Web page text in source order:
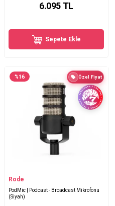
6.095 TL
Sepete Ekle
%16 Özel Fiyat
Rode
PodMic | Podcast - Broadcast Mikrofonu
(Siyah)